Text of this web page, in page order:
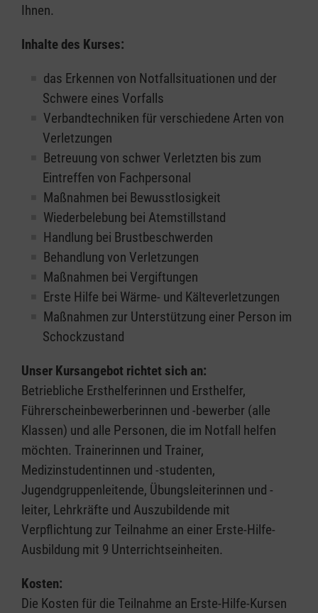
Ihnen.
Inhalte des Kurses:
das Erkennen von Notfallsituationen und der
Schwere eines Vorfalls
Verbandtechniken für verschiedene Arten von
Verletzungen
Betreuung von schwer Verletzten bis zum
Eintreffen von Fachpersonal
Maßnahmen bei Bewusstlosigkeit
Wiederbelebung bei Atemstillstand
Handlung bei Brustbeschwerden
Behandlung von Verletzungen
Maßnahmen bei Vergiftungen
Erste Hilfe bei Wärme- und Kälteverletzungen
Maßnahmen zur Unterstützung einer Person im
Schockzustand
Unser Kursangebot richtet sich an:
Betriebliche Ersthelferinnen und Ersthelfer,
Führerscheinbewerberinnen und -bewerber (alle
Klassen) und alle Personen, die im Notfall helfen
möchten. Trainerinnen und Trainer,
Medizinstudentinnen und -studenten,
Jugendgruppenleitende, Übungsleiterinnen und -
leiter, Lehrkräfte und Auszubildende mit
Verpflichtung zur Teilnahme an einer Erste-Hilfe-
Ausbildung mit 9 Unterrichtseinheiten.
Kosten:
Die Kosten für die Teilnahme an Erste-Hilfe-Kursen